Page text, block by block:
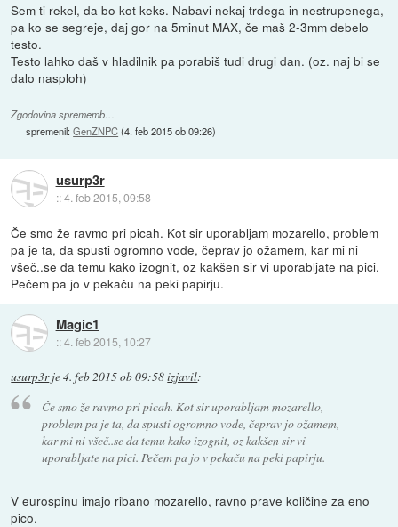
Sem ti rekel, da bo kot keks. Nabavi nekaj trdega in nestrupenega,
pa ko se segreje, daj gor na 5minut MAX, če maš 2-3mm debelo
testo.
Testo lahko daš v hladilnik pa porabiš tudi drugi dan. (oz. naj bi se
dalo nasploh)
Zgodovina sprememb…
spremenil:GenZNPC(4. feb 2015 ob 09:26)
usurp3r
::4. feb 2015, 09:58
Če smo že ravmo pri picah. Kot sir uporabljam mozarello, problem
pa je ta, da spusti ogromno vode, čeprav jo ožamem, kar mi ni
všeč..se da temu kako izognit, oz kakšen sir vi uporabljate na pici.
Pečem pa jo v pekaču na peki papirju.
Magic1
::4. feb 2015, 10:27
usurp3rje4. feb 2015 ob 09:58izjavil:
Če smo že ravmo pri picah. Kot sir uporabljam mozarello,
problem pa je ta, da spusti ogromno vode, čeprav jo ožamem,
kar mi ni všeč..se da temu kako izognit, oz kakšen sir vi
uporabljate na pici. Pečem pa jo v pekaču na peki papirju.
V eurospinu imajo ribano mozarello, ravno prave količine za eno
pico.